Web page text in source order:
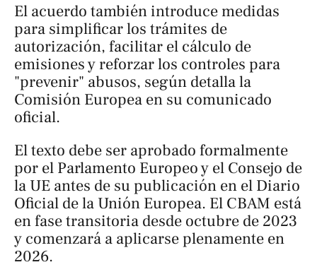
El acuerdo también introduce medidas
para simplificar los trámites de
autorización, facilitar el cálculo de
emisiones y reforzar los controles para
"prevenir" abusos, según detalla la
Comisión Europea en su comunicado
oficial.
El texto debe ser aprobado formalmente
por el Parlamento Europeo y el Consejo de
la UE antes de su publicación en el Diario
Oficial de la Unión Europea. El CBAM está
en fase transitoria desde octubre de 2023
y comenzará a aplicarse plenamente en
2026.